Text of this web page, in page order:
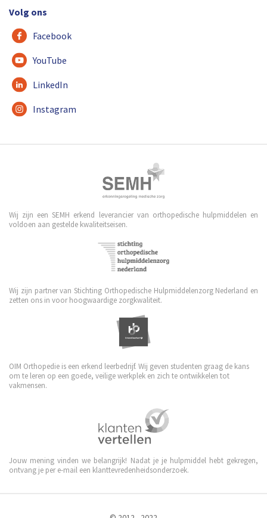
Volg ons
Facebook
YouTube
LinkedIn
Instagram
Wij zijn een SEMH erkend leverancier van orthopedische hulpmiddelen en
voldoen aan gestelde kwaliteitseisen.
Wij zijn partner van Stichting Orthopedische Hulpmiddelenzorg Nederland en
zetten ons in voor hoogwaardige zorgkwaliteit.
OIM Orthopedie is een erkend leerbedrijf. Wij geven studenten graag de kans
om te leren op een goede, veilige werkplek en zich te ontwikkelen tot
vakmensen.
Jouw mening vinden we belangrijk! Nadat je je hulpmiddel hebt gekregen,
ontvang je per e-mail een klanttevredenheidsonderzoek.